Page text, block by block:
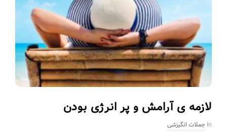
لازمه ی آرامش و پر انرژی بودن
In جملات انگیزشی